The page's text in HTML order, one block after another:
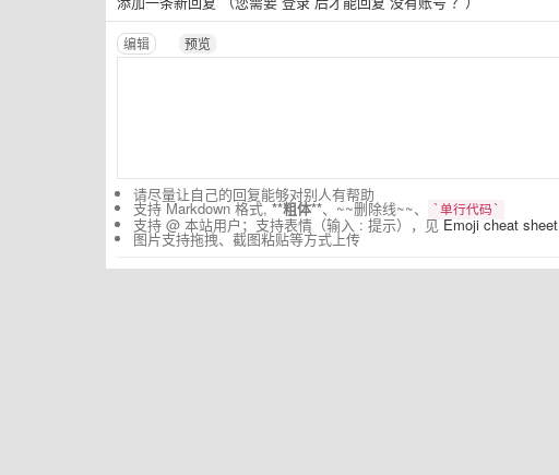
编辑 预览
请尽量让自己的回复能够对别人有帮助
支持 Markdown 格式,**粗体**、~~删除线~~、 `单行代码`
支持 @ 本站用户；支持表情（输入 : 提示），见 Emoji cheat sheet
图片支持拖拽、截图粘贴等方式上传